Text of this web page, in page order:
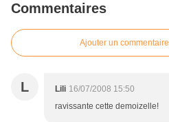
Commentaires
Ajouter un commentaire
L Lili 16/07/2008 15:50
ravissante cette demoizelle!